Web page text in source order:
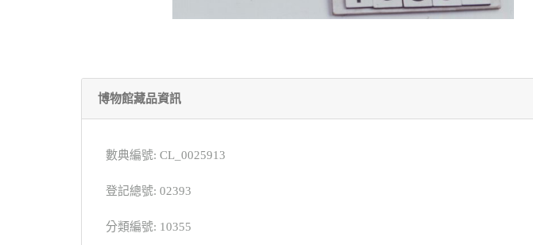
博物館藏品資訊
數典編號: CL_0025913
登記總號: 02393
分類編號: 10355